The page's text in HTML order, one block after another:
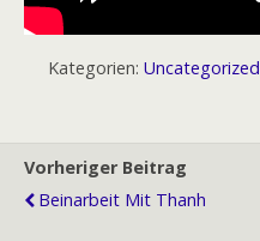
Kategorien: Uncategorized
Vorheriger Beitrag
Beinarbeit Mit Thanh